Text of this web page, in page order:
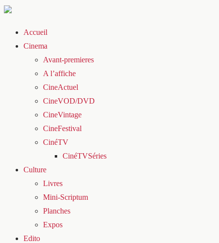
Accueil
Cinema
Avant-premieres
A l’affiche
CineActuel
CineVOD/DVD
CineVintage
CineFestival
CinéTV
CinéTVSéries
Culture
Livres
Mini-Scriptum
Planches
Expos
Edito